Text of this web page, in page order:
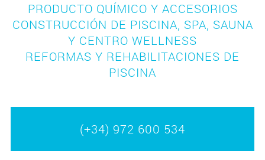
PRODUCTO QUÍMICO Y ACCESORIOS
CONSTRUCCIÓN DE PISCINA, SPA, SAUNA
Y CENTRO WELLNESS
REFORMAS Y REHABILITACIONES DE
PISCINA
(+34) 972 600 534